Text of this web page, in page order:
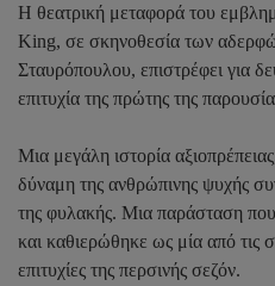
Η θεατρική μεταφορά του
King, σε σκηνοθεσία των
Σταυρόπουλου, επιστρέφει για
επιτυχία της πρώτης της
Μια μεγάλη ιστορία
δύναμη της ανθρώπινης ψυχής
της φυλακής. Μια παράσταση που
και καθιερώθηκε ως μία από τις
επιτυχίες της περσινής σεζόν.